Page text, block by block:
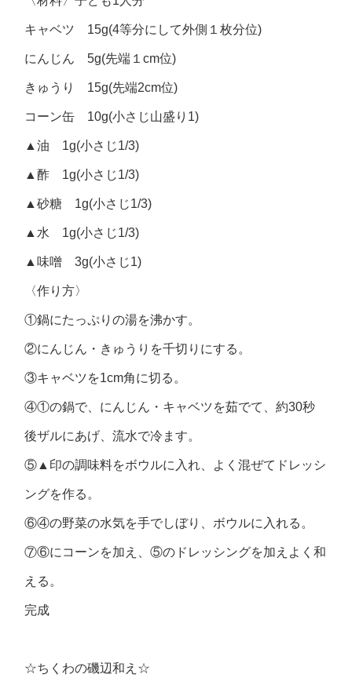
キャベツ 15g(4等分にして外側１枚分位)
にんじん 5g(先端１cm位)
きゅうり 15g(先端2cm位)
コーン缶 10g(小さじ山盛り1)
▲油 1g(小さじ1/3)
▲酢 1g(小さじ1/3)
▲砂糖 1g(小さじ1/3)
▲水 1g(小さじ1/3)
▲味噌 3g(小さじ1)
〈作り方〉
①鍋にたっぷりの湯を沸かす。
②にんじん・きゅうりを千切りにする。
③キャベツを1cm角に切る。
④①の鍋で、にんじん・キャベツを茹でて、約30秒
後ザルにあげ、流水で冷ます。
⑤▲印の調味料をボウルに入れ、よく混ぜてドレッシ
ングを作る。
⑥④の野菜の水気を手でしぼり、ボウルに入れる。
⑦⑥にコーンを加え、⑤のドレッシングを加えよく和
える。
完成
☆ちくわの磯辺和え☆